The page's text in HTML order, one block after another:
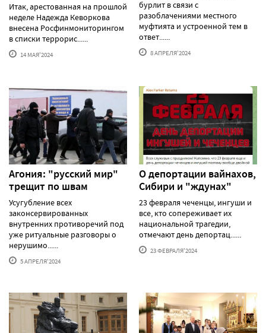
Итак, арестованная на прошлой
неделе Надежда Кеворкова
внесена Росфинмониторингом
в списки террорис......
14 МАЯ'2024
бурлит в связи с
разоблачениями местного
муфтията и устроенной тем в
ответ......
8 АПРЕЛЯ'2024
Агония: "русский мир"
трещит по швам
Усугубление всех
законсервированных
внутренних противоречий под
уже ритуальные разговоры о
нерушимо......
5 АПРЕЛЯ'2024
О депортации вайнахов,
Сибири и "ждунах"
23 февраля чеченцы, ингуши и
все, кто сопереживает их
национальной трагедии,
отмечают день депортац......
23 ФЕВРАЛЯ'2024